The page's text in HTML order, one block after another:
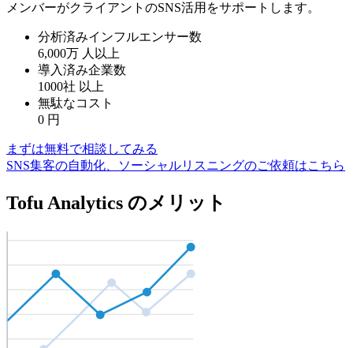
メンバーがクライアントのSNS活用をサポートします。
分析済みインフルエンサー数
6,000万 人以上
導入済み企業数
1000社 以上
無駄なコスト
0 円
まずは無料で相談してみる
SNS集客の自動化、ソーシャルリスニングのご依頼はこちら
Tofu Analytics のメリット